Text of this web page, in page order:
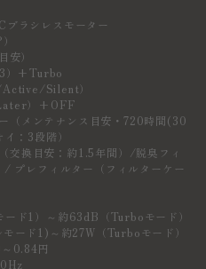
ラシレスモーター
）
）+Turbo
Silent）
）+OFF
（メンテナンス目安・720時間(30
：3段階）
交換目安：約1.5年間）/脱臭フィ
プレフィルター（フィルターケー
ド1）～約63dB（Turboモード）
ード1)～約27W（Turboモード）
0.84円